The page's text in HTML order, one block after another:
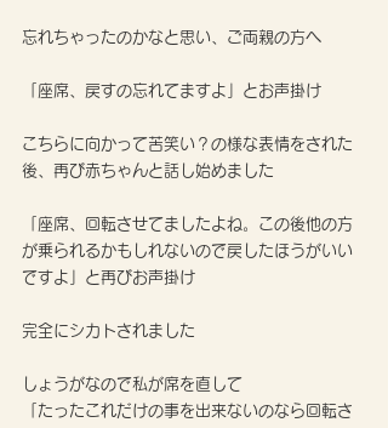
忘れちゃったのかなと思い、ご両親の方へ
「座席、戻すの忘れてますよ」とお声掛け
こちらに向かって苦笑い？の様な表情をされた
後、再び赤ちゃんと話し始めました
「座席、回転させてましたよね。この後他の方
が乗られるかもしれないので戻したほうがいい
ですよ」と再びお声掛け
完全にシカトされました
しょうがなので私が席を直して
「たったこれだけの事を出来ないのなら回転さ